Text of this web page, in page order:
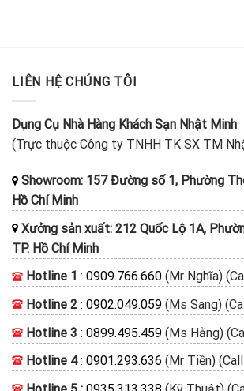
LIÊN HỆ CHÚNG TÔI
Dụng Cụ Nhà Hàng Khách Sạn Nhật Minh
(Trực thuộc Công ty TNHH TK SX TM
Showroom: 157 Đường số 1, Phường
Hồ Chí Minh
Xưởng sản xuất: 212 Quốc Lộ 1A,
TP. Hồ Chí Minh
Hotline 1 : 0909.766.660 (Mr Nghĩa)
Hotline 2 : 0902.049.059 (Ms Sang)
Hotline 3 : 0899.495.459 (Ms Hằng)
Hotline 4: 0901.293.636 (Mr Tiền)